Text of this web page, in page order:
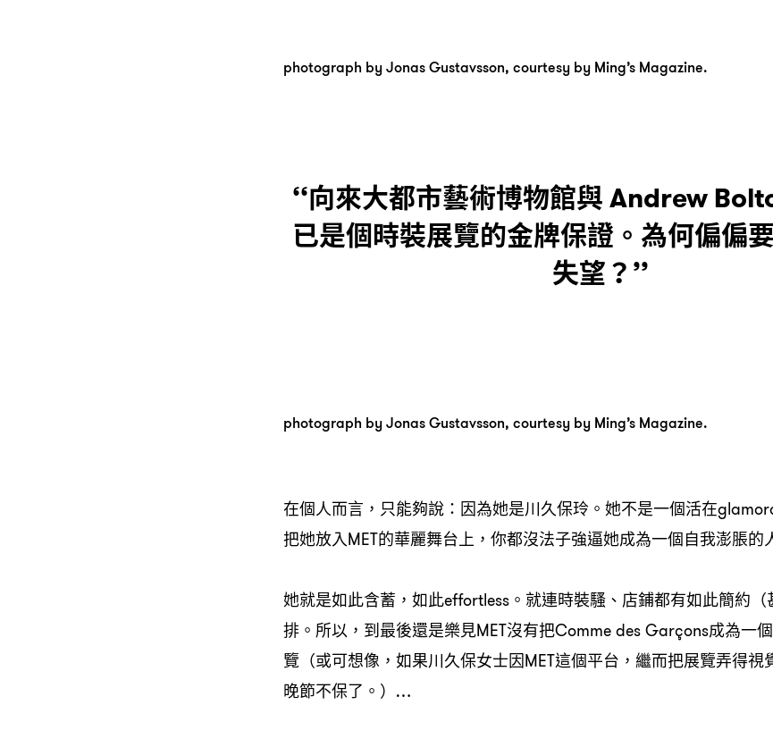
photograph by Jonas Gustavsson, courtesy by Ming’s Magazine.
‘‘向來大都市藝術博物館與 Andrew
已是個時裝展覽的金牌保證。為何偏偏
失望？’’
photograph by Jonas Gustavsson, courtesy by Ming’s Magazine.
在個人而言，只能夠說：因為她是川久保玲。她不是一個活在
把她放入MET的華麗舞台上，你都沒法子強逼她成為一個自我澎脹的
她就是如此含蓄，如此effortless。就連時裝騷、店鋪都有如此簡約
排。所以，到最後還是樂見MET沒有把Comme des Garçons成為一
覽（或可想像，如果川久保女士因MET這個平台，繼而把展覽弄得視
晚節不保了。）…